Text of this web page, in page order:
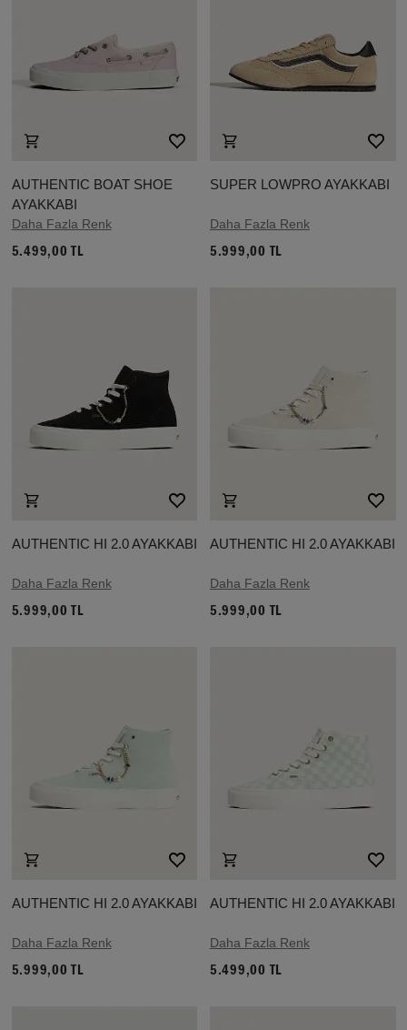
AUTHENTIC BOAT SHOE
AYAKKABI
Daha Fazla Renk
5.499,00 TL
SUPER LOWPRO AYAKKABI
Daha Fazla Renk
5.999,00 TL
AUTHENTIC HI 2.0 AYAKKABI
Daha Fazla Renk
5.999,00 TL
AUTHENTIC HI 2.0 AYAKKABI
Daha Fazla Renk
5.999,00 TL
AUTHENTIC HI 2.0 AYAKKABI
Daha Fazla Renk
5.999,00 TL
AUTHENTIC HI 2.0 AYAKKABI
Daha Fazla Renk
5.499,00 TL